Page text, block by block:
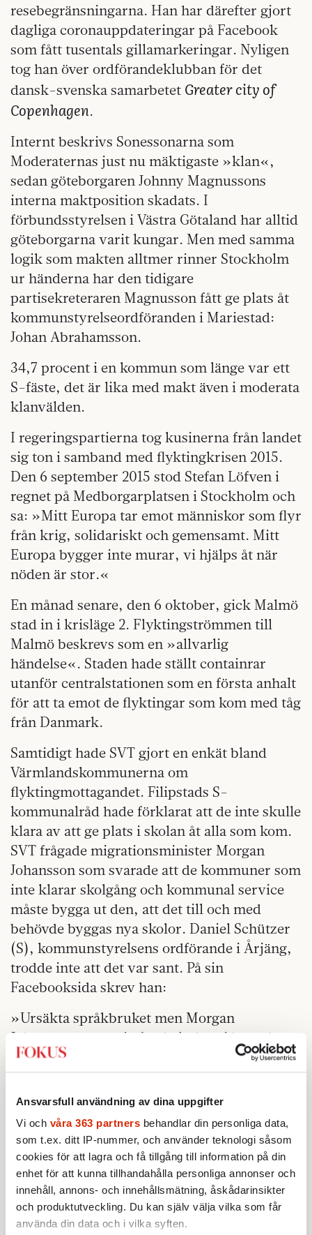
Ansvarsfull användning av dina uppgifter
Vi och våra 363 partners behandlar din personliga data,
som t.ex. ditt IP-nummer, och använder teknologi såsom
cookies för att lagra och få tillgång till information på din
enhet för att kunna tillhandahålla personliga annonser och
innehåll, annons- och innehållsmätning, åskådarinsikter
och produktutveckling. Du kan själv välja vilka som får
använda din data och i vilka syften.
resebegränsningarna. Han har därefter gjort
dagliga coronauppdateringar på Facebook
som fått tusentals gillamarkeringar. Nyligen
tog han över ordförandeklubban för det
dansk-svenska samarbetet Greater city of
Copenhagen.
Internt beskrivs Sonessonarna som
Moderaternas just nu mäktigaste »klan«,
sedan göteborgaren Johnny Magnussons
interna maktposition skadats. I
förbundsstyrelsen i Västra Götaland har alltid
göte­borgarna varit kungar. Men med samma
logik som makten alltmer rinner Stockholm
ur händerna har den tidigare
partisekreteraren Magnusson fått ge plats åt
kommunstyrelseordföranden i Mariestad:
Johan Abrahamsson.
34,7 procent i en kommun som länge var ett
S-fäste, det är lika med makt även i moderata
klanvälden.
I regeringspartierna tog kusinerna från landet
sig ton i samband med flyktingkrisen 2015.
Den 6 september 2015 stod Stefan Löfven i
regnet på Medborgarplatsen i Stockholm och
sa: »Mitt Europa tar emot människor som flyr
från krig, solidariskt och gemensamt. Mitt
Europa bygger inte murar, vi hjälps åt när
nöden är stor.«
En månad senare, den 6 oktober, gick Malmö
stad in i krisläge 2. Flyktingströmmen till
Malmö beskrevs som en »allvarlig
händelse«. Staden hade ställt containrar
utanför centralstationen som en första anhalt
för att ta emot de flyktingar som kom med tåg
från Danmark.
Samtidigt hade SVT gjort en enkät bland
Värmlandskommunerna om
flyktingmottagandet. Filipstads S-
kommunalråd hade förklarat att de inte skulle
klara av att ge plats i skolan åt alla som kom.
SVT frågade migrationsminister Morgan
Johansson som svarade att de kommuner som
inte klarar skolgång och kommunal service
måste bygga ut den, att det till och med
behövde byggas nya skolor. Daniel Schützer
(S), kommunstyrelsens ordförande i Årjäng,
trodde inte att det var sant. På sin
Facebooksida skrev han:
»Ursäkta språkbruket men Morgan
Johansson är ta mig f-n helt dum i huvudet.
Bygg ut säger han. Det är för i h-vete inte
plank och tegelsten det är brist på utan
lärare!!!!«
En bild i Stockholm, en annan i landet.